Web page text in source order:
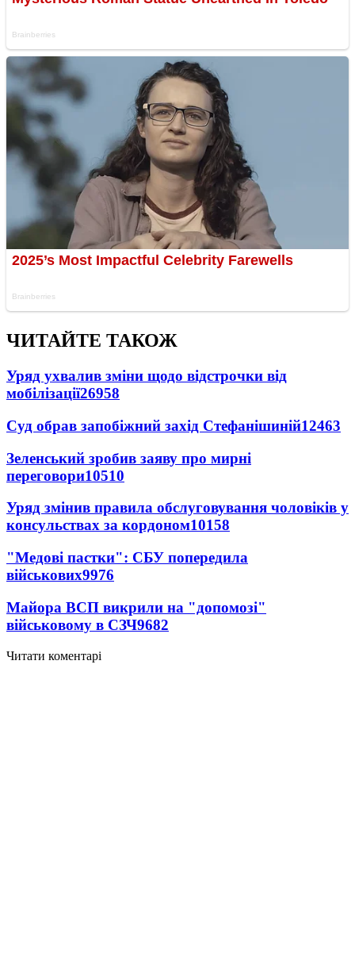
ЧИТАЙТЕ ТАКОЖ
Уряд ухвалив зміни щодо відстрочки від
мобілізації26958
Суд обрав запобіжний захід Стефанішиній12463
Зеленський зробив заяву про мирні
переговори10510
Уряд змінив правила обслуговування чоловіків у
консульствах за кордоном10158
"Медові пастки": СБУ попередила
військових9976
Майора ВСП викрили на "допомозі"
військовому в СЗЧ9682
Читати коментарі